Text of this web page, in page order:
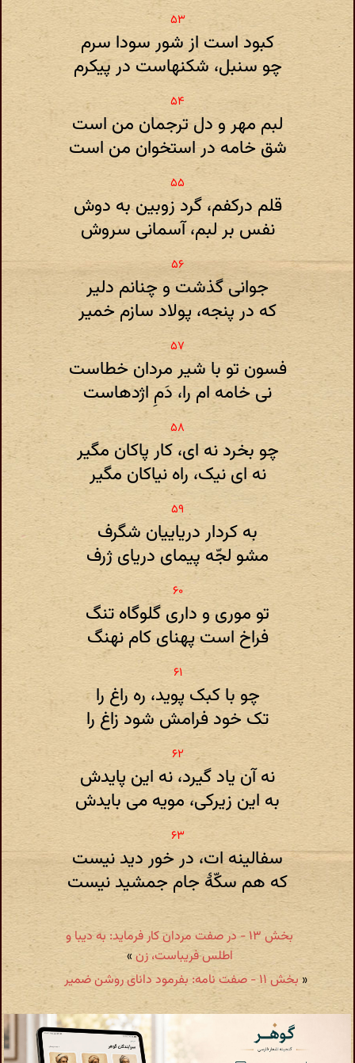
کبود است از شور سودا سرم
چو سنبل، شکنهاست در پیکرم
لبم مهر و دل ترجمان من است
شق خامه در استخوان من است
قلم درکفم، گرد زوبین به دوش
نفس بر لبم، آسمانی سروش
جوانی گذشت و چنانم دلیر
که در پنجه، پولاد سازم خمیر
فسون تو با شیر مردان خطاست
نی خامه ام را، دَمِ اژدهاست
چو بخرد نه ای، کار پاکان مگیر
نه ای نیک، راه نیاکان مگیر
به کردار دریاییان شگرف
مشو لجّه پیمای دریای ژرف
تو موری و داری گلوگاه تنگ
فراخ است پهنای کام نهنگ
چو با کبک پوید، ره راغ را
تک خود فرامش شود زاغ را
نه آن یاد گیرد، نه این پایدش
به این زیرکی، مویه می بایدش
سفالینه ات، در خور دید نیست
که هم سکّهٔ جام جمشید نیست
بخش ۱۳ - در صفت مردان کار فرماید: به دیبا و
اطلس فریباست، زن»
« بخش ۱۱ - صفت نامه: بفرمود دانای روشن ضمیر